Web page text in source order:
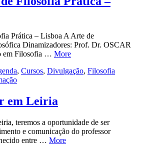
Prática – Lisboa A Arte de
Dinamizadores: Prof. Dr. OSCAR
em Filosofia … More
, Cursos, Divulgação, Filosofia
em Leiria
teremos a oportunidade de ser
e comunicação do professor
entre … More